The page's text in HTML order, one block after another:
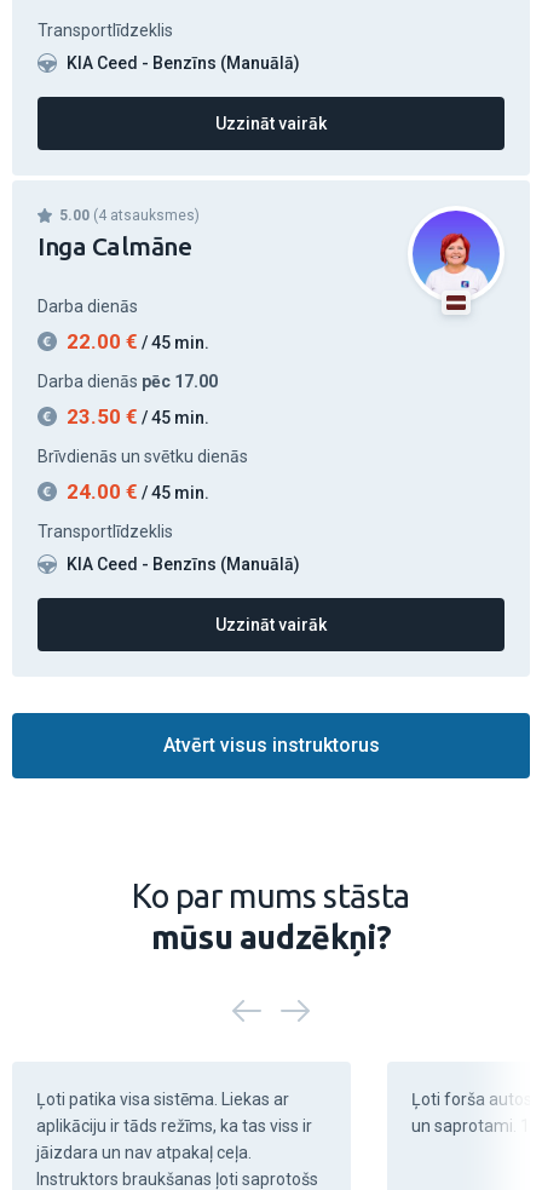
Transportlīdzeklis
KIA Ceed - Benzīns (Manuālā)
Uzzināt vairāk
5.00 (4 atsauksmes)
Inga Calmāne
Darba dienās
22.00 € / 45 min.
Darba dienās pēc 17.00
23.50 € / 45 min.
Brīvdienās un svētku dienās
24.00 € / 45 min.
Transportlīdzeklis
KIA Ceed - Benzīns (Manuālā)
Uzzināt vairāk
Atvērt visus instruktorus
Ko par mums stāsta
mūsu audzēkņi?
Ļoti patika visa sistēma. Liekas ar
aplikāciju ir tāds režīms, ka tas viss ir
jāizdara un nav atpakaļ ceļa.
Instruktors braukšanas ļoti saprotošs
Ļoti forša
un saprotami.